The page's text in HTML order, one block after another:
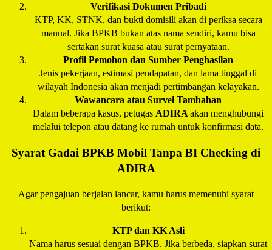
Verifikasi Dokumen Pribadi
KTP, KK, STNK, dan bukti domisili akan di periksa secara
manual. Jika BPKB bukan atas nama sendiri, kamu bisa
sertakan surat kuasa atau surat pernyataan.
Profil Pemohon dan Sumber Penghasilan
Jenis pekerjaan, estimasi pendapatan, dan lama tinggal di
wilayah Indonesia akan menjadi pertimbangan kelayakan.
Wawancara atau Survei Tambahan
Dalam beberapa kasus, petugas ADIRA akan menghubungi
melalui telepon atau datang ke rumah untuk konfirmasi data.
Syarat Gadai BPKB Mobil Tanpa BI Checking di
ADIRA
Agar pengajuan berjalan lancar, kamu harus memenuhi syarat
berikut:
KTP dan KK Asli
Nama harus sesuai dengan BPKB. Jika berbeda, siapkan surat